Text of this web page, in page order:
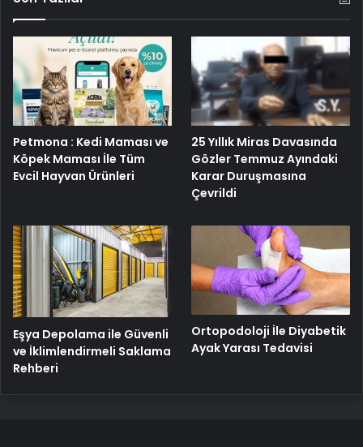
Petmona : Kedi Maması ve
Köpek Maması İle Tüm
Evcil Hayvan Ürünleri
25 Yıllık Miras Davasında
Gözler Temmuz Ayındaki
Karar Duruşmasına
Çevrildi
Eşya Depolama ile Güvenli
ve İklimlendirmeli Saklama
Rehberi
Ortopodoloji İle Diyabetik
Ayak Yarası Tedavisi